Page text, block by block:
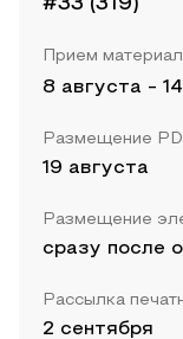
#33 (319)
Прием
8 августа -
Размещение
19 августа
Размещение
сразу после
Рассылка
2 сентября